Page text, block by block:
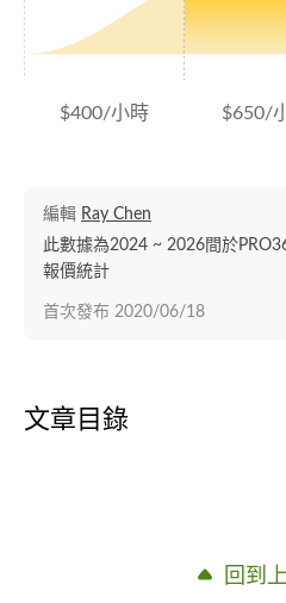
$400/小時 $650/
編輯 Ray Chen
此數據為2024 ~ 2026間於
報價統計
首次發布 2020/06/18
文章目錄
回到